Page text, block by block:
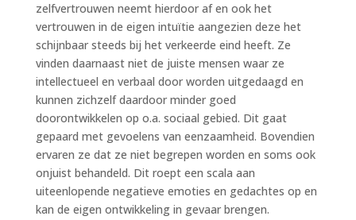
zelfvertrouwen neemt hierdoor af en ook het
vertrouwen in de eigen intuïtie aangezien deze het
schijnbaar steeds bij het verkeerde eind heeft. Ze
vinden daarnaast niet de juiste mensen waar ze
intellectueel en verbaal door worden uitgedaagd en
kunnen zichzelf daardoor minder goed
doorontwikkelen op o.a. sociaal gebied. Dit gaat
gepaard met gevoelens van eenzaamheid. Bovendien
ervaren ze dat ze niet begrepen worden en soms ook
onjuist behandeld. Dit roept een scala aan
uiteenlopende negatieve emoties en gedachtes op en
kan de eigen ontwikkeling in gevaar brengen.